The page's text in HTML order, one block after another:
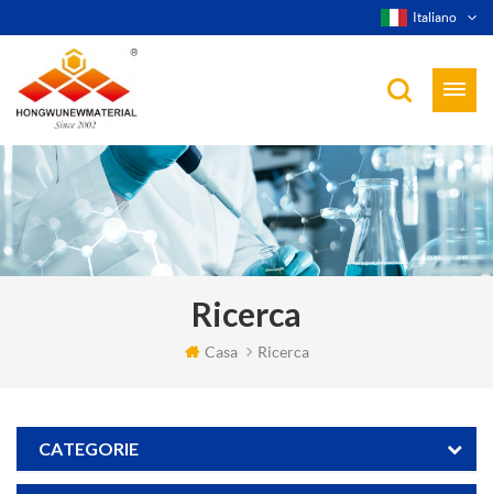
Italiano
Ricerca
Casa Ricerca
CATEGORIE